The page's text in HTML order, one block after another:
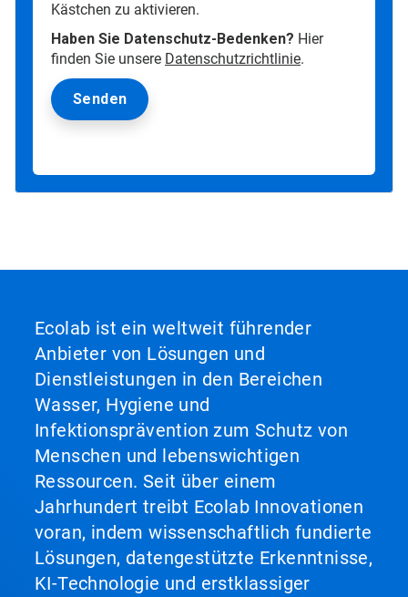
Kästchen zu aktivieren.
Haben Sie Datenschutz-Bedenken? Hier
finden Sie unsere Datenschutzrichtlinie.
Ecolab ist ein weltweit führender
Anbieter von Lösungen und
Dienstleistungen in den Bereichen
Wasser, Hygiene und
Infektionsprävention zum Schutz von
Menschen und lebenswichtigen
Ressourcen. Seit über einem
Jahrhundert treibt Ecolab Innovationen
voran, indem wissenschaftlich fundierte
Lösungen, datengestützte Erkenntnisse,
KI-Technologie und erstklassiger